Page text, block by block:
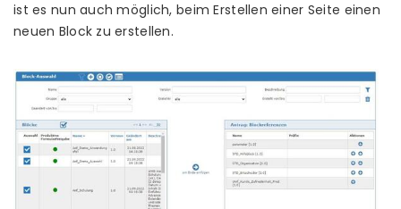
ist es nun auch möglich, beim Erstellen einer Seite einen
neuen Block zu erstellen.